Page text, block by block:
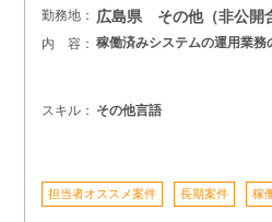
勤務地： 広島県 その他（非公開
内 容： 稼働済みシステムの運用業務
スキル： その他言語
担当者オススメ案件 長期案件 稼